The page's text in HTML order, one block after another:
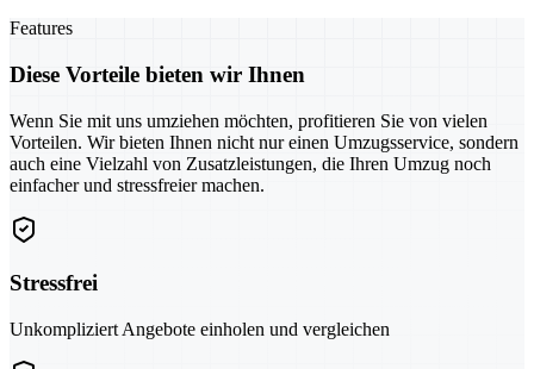
Features
Diese Vorteile bieten wir Ihnen
Wenn Sie mit uns umziehen möchten, profitieren Sie von vielen
Vorteilen. Wir bieten Ihnen nicht nur einen Umzugsservice, sondern
auch eine Vielzahl von Zusatzleistungen, die Ihren Umzug noch
einfacher und stressfreier machen.
Stressfrei
Unkompliziert Angebote einholen und vergleichen